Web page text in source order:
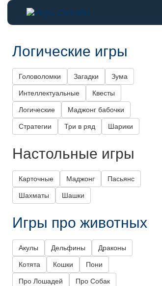
Логические игры
Головоломки Загадки Зума
Интеллектуальные Квесты
Логические Маджонг бабочки
Стратегии Три в ряд Шарики
Настольные игры
Карточные Маджонг Пасьянс
Шахматы Шашки
Игры про животных
Акулы Дельфины Драконы
Котята Кошки Пони
Про Лошадей Про Собак